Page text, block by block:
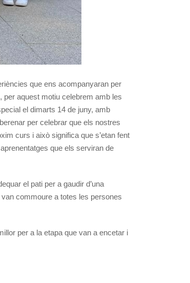
que ens acompanyaran per
per aquest motiu celebrem amb les
el dimarts 14 de juny, amb
per celebrar que els nostres
curs i això significa que s’etan fent
que els serviran de
el pati per a gaudir d’una
commoure a totes les persones
per a la etapa que van a encetar i